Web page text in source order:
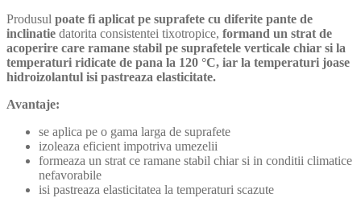
Produsul poate fi aplicat pe suprafete cu diferite pante de
inclinatie datorita consistentei tixotropice, formand un strat de
acoperire care ramane stabil pe suprafetele verticale chiar si la
temperaturi ridicate de pana la 120 °C, iar la temperaturi joase
hidroizolantul isi pastreaza elasticitate.
Avantaje:
se aplica pe o gama larga de suprafete
izoleaza eficient impotriva umezelii
formeaza un strat ce ramane stabil chiar si in conditii climatice
nefavorabile
isi pastreaza elasticitatea la temperaturi scazute